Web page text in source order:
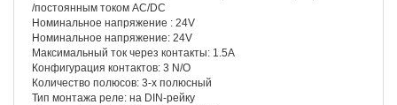
/постоянным током AC/DC
Номинальное напряжение : 24V
Номинальное напряжение: 24V
Максимальный ток через контакты: 1.5A
Конфигурация контактов: 3 N/O
Количество полюсов: 3-х полюсный
Тип монтажа реле: на DIN-рейку